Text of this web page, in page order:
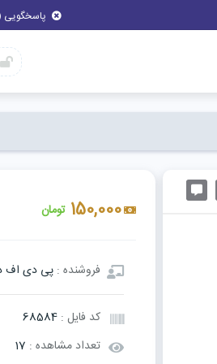
پاسخگویی
150,000 تومان
فروشنده : پی دی اف
کد فایل : 68584
تعداد مشاهده : 17